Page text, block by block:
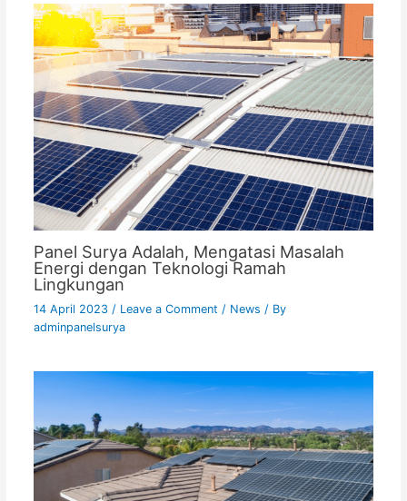
Panel Surya Adalah, Mengatasi Masalah
Energi dengan Teknologi Ramah
Lingkungan
14 April 2023 / Leave a Comment / News / By
adminpanelsurya